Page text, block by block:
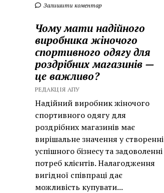
Залишити коментар
Чому мати надійного
виробника жіночого
спортивного одягу для
роздрібних магазинів —
це важливо?
РЕДАКЦІЯ АПУ
Надійний виробник жіночого
спортивного одягу для
роздрібних магазинів має
вирішальне значення у створенні
успішного бізнесу та задоволенні
потреб клієнтів. Налагодження
вигідної співпраці дає
можливість купувати...